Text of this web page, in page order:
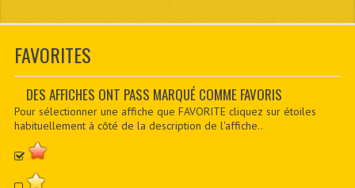
MON COPTE
PDF BOOKS
CUSTOM PDF
FAVORITES
DES AFFICHES ONT PASS MARQUÉ COMME FAVORIS
Pour sélectionner une affiche que FAVORITE cliquez sur étoiles
habituellement à côté de la description de l'affiche..